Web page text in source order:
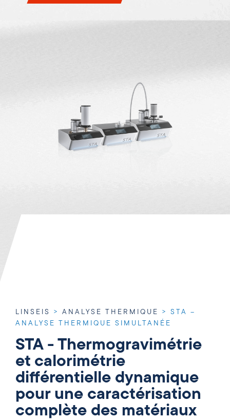
LINSEIS > ANALYSE THERMIQUE > STA –
ANALYSE THERMIQUE SIMULTANÉE
STA - Thermogravimétrie
et calorimétrie
différentielle dynamique
pour une caractérisation
complète des matériaux